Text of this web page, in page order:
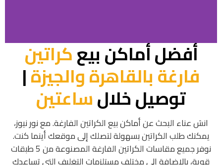
أفضل أماكن بيعكراتين
فارغة بالقاهرة والجيزة|
توصيل خلالساعتين
انسَ عناء البحث عن أماكن بيع الكراتين الفارغة. مع نور نيوز،
يمكنك طلب الكراتين بسهولة لتصلك إلى موقعك أينما كنت.
نوفر جميع مقاسات الكراتين الفارغة المصنوعة من 5 طبقات
قوية، بالإضافة إلى مختلف مستلزمات التغليف التي تساعدك